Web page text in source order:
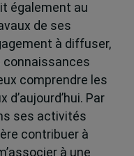
également au
de ses
à diffuser,
connaissances
comprendre les
Par
ses activités
contribuer à
à une